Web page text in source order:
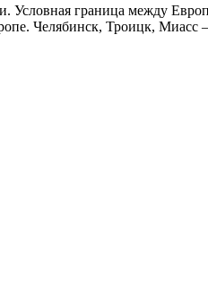
Условная граница между
Челябинск, Троицк,